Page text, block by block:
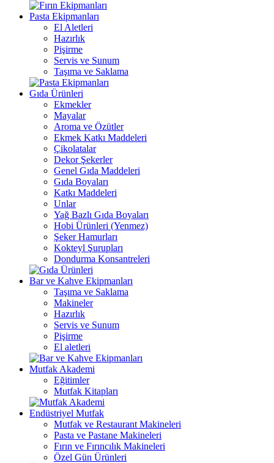
Pasta Ekipmanları
El Aletleri
Hazırlık
Pişirme
Servis ve Sunum
Taşıma ve Saklama
Gıda Ürünleri
Ekmekler
Mayalar
Aroma ve Özütler
Ekmek Katkı Maddeleri
Çikolatalar
Dekor Şekerler
Genel Gıda Maddeleri
Gıda Boyaları
Katkı Maddeleri
Unlar
Yağ Bazlı Gıda Boyaları
Hobi Ürünleri (Yenmez)
Şeker Hamurları
Kokteyl Şurupları
Dondurma Konsantreleri
Bar ve Kahve Ekipmanları
Taşıma ve Saklama
Makineler
Hazırlık
Servis ve Sunum
Pişirme
El aletleri
Mutfak Akademi
Eğitimler
Mutfak Kitapları
Endüstriyel Mutfak
Mutfak ve Restaurant Makineleri
Pasta ve Pastane Makineleri
Fırın ve Fırıncılık Makineleri
Özel Gün Ürünleri